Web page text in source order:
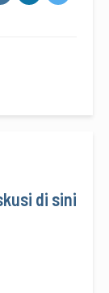
di sini